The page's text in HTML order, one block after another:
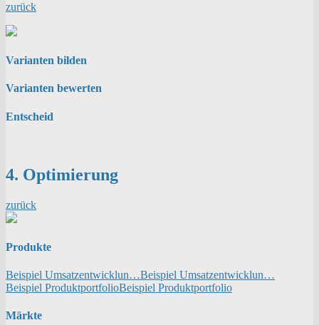
zurück
Varianten bilden
Varianten bewerten
Entscheid
4. Optimierung
zurück
Produkte
Beispiel Umsatzentwicklun…Beispiel Umsatzentwicklun…
Beispiel ProduktportfolioBeispiel Produktportfolio
Märkte